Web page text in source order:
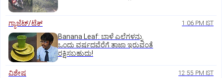
ಗ್ಯಾಜೆಟ್/ಟೆಕ್ 1:06 PM IST
Banana Leaf: ಬಾಳೆ ಎಲೆಗಳನ್ನು
ಒಂದು ವರ್ಷದವೆರೆಗೆ ತಾಜಾ ಇರುವಂತೆ
ರಕ್ಷಿಸಬಹುದು!
ವಿಶೇಷ 12:55 PM IST